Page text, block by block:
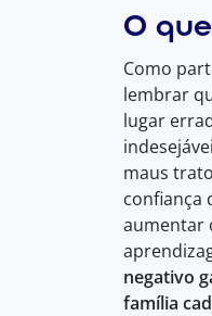
O
Como
lembrar
lugar
maus
confiança
aumentar
negativo
família